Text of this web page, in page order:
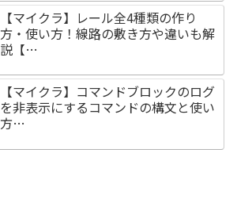
【マイクラ】レール全4種類の作り
方・使い方！線路の敷き方や違いも解
説【…
【マイクラ】コマンドブロックのログ
を非表示にするコマンドの構文と使い
方…